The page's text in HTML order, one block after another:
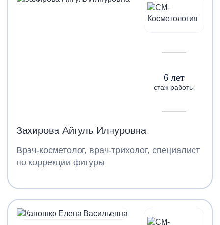
6 лет
стаж работы
Захирова Айгуль Илнуровна
Врач-косметолог, врач-трихолог, специалист
по коррекции фигуры